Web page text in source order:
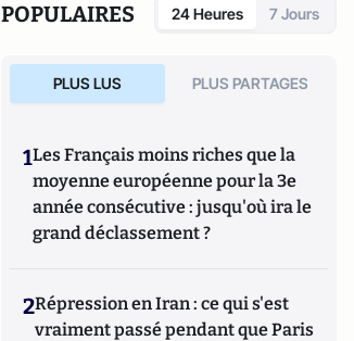
POPULAIRES 24 Heures 7 Jours
PLUS LUS PLUS PARTAGES
1Les Français moins riches que la
moyenne européenne pour la 3e
année consécutive : jusqu'où ira le
grand déclassement ?
2Répression en Iran : ce qui s'est
vraiment passé pendant que Paris